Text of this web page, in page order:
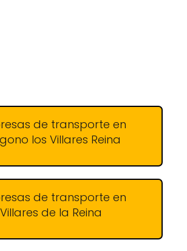
de transporte en
los Villares Reina
de transporte en
Villares de la Reina